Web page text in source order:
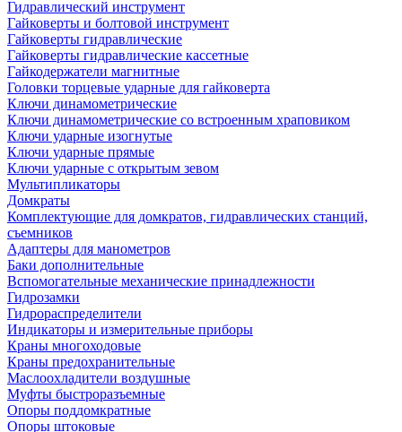
Гидравлический инструмент
Гайковерты и болтовой инструмент
Гайковерты гидравлические
Гайковерты гидравлические кассетные
Гайкодержатели магнитные
Головки торцевые ударные для гайковерта
Ключи динамометрические
Ключи динамометрические со встроенным храповиком
Ключи ударные изогнутые
Ключи ударные прямые
Ключи ударные с открытым зевом
Мультипликаторы
Домкраты
Комплектующие для домкратов, гидравлических станций,
съемников
Адаптеры для манометров
Баки дополнительные
Вспомогательные механические принадлежности
Гидрозамки
Гидрораспределители
Индикаторы и измерительные приборы
Краны многоходовые
Краны предохранительные
Маслоохладители воздушные
Муфты быстроразъемные
Опоры поддомкратные
Опоры штоковые